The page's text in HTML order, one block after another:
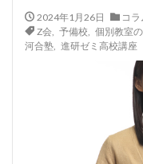
2024年1月26日
コラ
Z会, 予備校 個別教室
河合塾
進研ゼミ高校講座